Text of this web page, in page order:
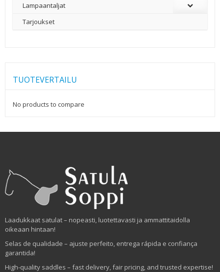
Lampaantaljat
Tarjoukset
TUOTEVERTAILU
No products to compare
Laadukkaat satulat – nopeasti, luotettavasti ja ammattitaidolla
oikeaan hintaan!
Selas de qualidade – ajuste perfeito, entrega rápida e confiança
garantida!
High-quality saddles – fast delivery, fair pricing, and trusted expertise!